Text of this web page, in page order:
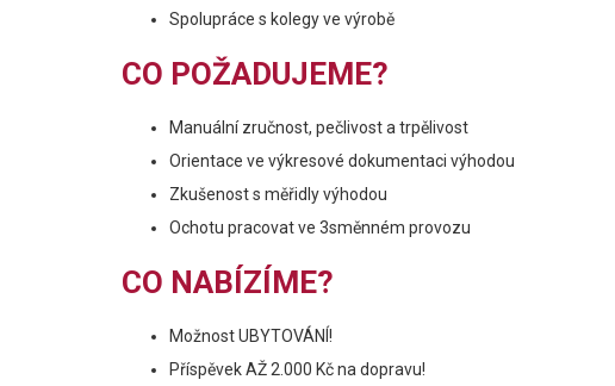
Spolupráce s kolegy ve výrobě
CO POŽADUJEME?
Manuální zručnost, pečlivost a trpělivost
Orientace ve výkresové dokumentaci výhodou
Zkušenost s měřidly výhodou
Ochotu pracovat ve 3směnném provozu
CO NABÍZÍME?
Možnost UBYTOVÁNÍ!
Příspěvek AŽ 2.000 Kč na dopravu!